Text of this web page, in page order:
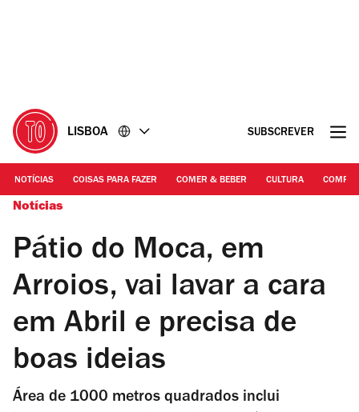
LISBOA SUBSCREVER
NOTÍCIAS COISAS PARA FAZER COMER & BEBER CULTURA
Notícias
Pátio do Moca, em
Arroios, vai lavar a cara
em Abril e precisa de
boas ideias
Área de 1000 metros quadrados inclui